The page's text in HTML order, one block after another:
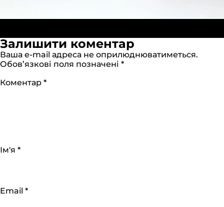
розмір
Залишити коментар
Ваша e-mail адреса не оприлюднюватиметься.
Обов’язкові поля позначені *
Коментар *
Ім'я *
Email *